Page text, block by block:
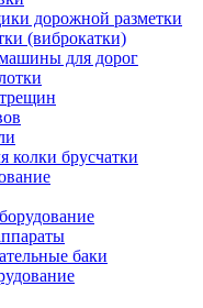
дорожной разметки
(виброкатки)
для дорог
колки брусчатки
баки